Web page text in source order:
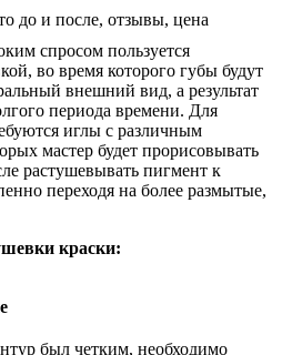
спросом пользуется
во время которого губы будут
внешний вид, а результат
периода времени. Для
иглы с различным
мастер будет прорисовывать
растушевывать пигмент к
переходя на более размытые,
краски:
был четким, необходимо